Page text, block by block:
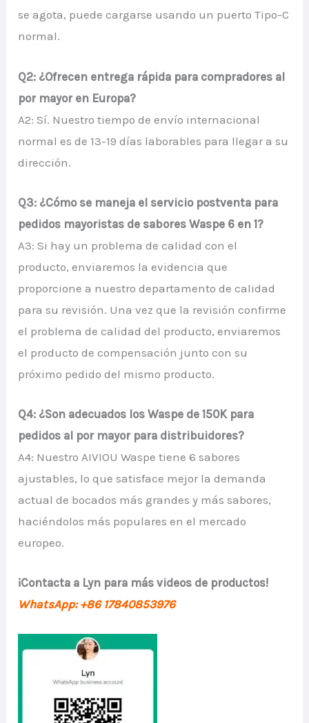
se agota, puede cargarse usando un puerto Tipo-C
normal.
Q2: ¿Ofrecen entrega rápida para compradores al
por mayor en Europa?
A2: Sí. Nuestro tiempo de envío internacional
normal es de 13-19 días laborables para llegar a su
dirección.
Q3: ¿Cómo se maneja el servicio postventa para
pedidos mayoristas de sabores Waspe 6 en 1?
A3: Si hay un problema de calidad con el
producto, enviaremos la evidencia que
proporcione a nuestro departamento de calidad
para su revisión. Una vez que la revisión confirme
el problema de calidad del producto, enviaremos
el producto de compensación junto con su
próximo pedido del mismo producto.
Q4: ¿Son adecuados los Waspe de 150K para
pedidos al por mayor para distribuidores?
A4: Nuestro AIVIOU Waspe tiene 6 sabores
ajustables, lo que satisface mejor la demanda
actual de bocados más grandes y más sabores,
haciéndolos más populares en el mercado
europeo.
¡Contacta a Lyn para más videos de productos!
WhatsApp: +86 17840853976